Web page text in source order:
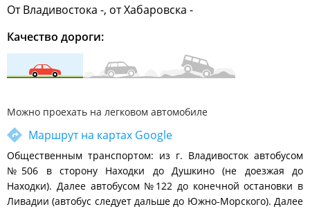
От Владивостока -, от Хабаровска -
Качество дороги:
Можно проехать на легковом автомобиле
Маршрут на картах Google
Общественным транспортом: из г. Владивосток автобусом
№506 в сторону Находки до Душкино (не доезжая до
Находки). Далее автобусом №122 до конечной остановки в
Ливадии (автобус следует дальше до Южно-Морского). Далее